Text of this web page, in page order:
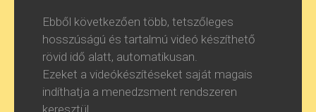
Ebből következően több, tetszőleges
hosszúságú és tartalmú videó készíthető
rövid idő alatt, automatikusan.
Ezeket a videókészítéseket saját magais
indíthatja a menedzsment rendszeren
keresztül.